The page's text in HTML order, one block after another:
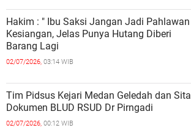
Hakim : " Ibu Saksi Jangan Jadi Pahlawan
Kesiangan, Jelas Punya Hutang Diberi
Barang Lagi
02/07/2026, 03:14 WIB
Tim Pidsus Kejari Medan Geledah dan Sita
Dokumen BLUD RSUD Dr Pirngadi
02/07/2026, 00:12 WIB